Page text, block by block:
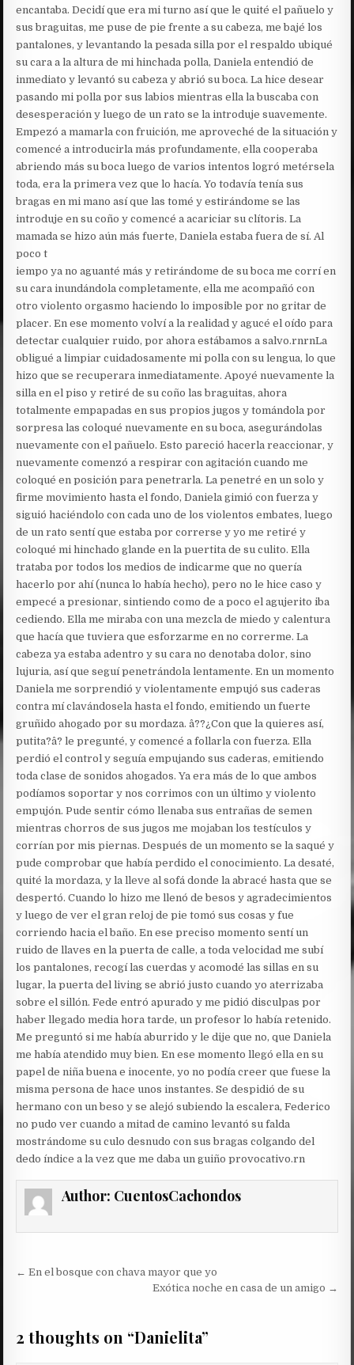
encantaba. Decidí que era mi turno así que le quité el pañuelo y
sus braguitas, me puse de pie frente a su cabeza, me bajé los
pantalones, y levantando la pesada silla por el respaldo ubiqué
su cara a la altura de mi hinchada polla, Daniela entendió de
inmediato y levantó su cabeza y abrió su boca. La hice desear
pasando mi polla por sus labios mientras ella la buscaba con
desesperación y luego de un rato se la introduje suavemente.
Empezó a mamarla con fruición, me aproveché de la situación y
comencé a introducirla más profundamente, ella cooperaba
abriendo más su boca luego de varios intentos logró metérsela
toda, era la primera vez que lo hacía. Yo todavía tenía sus
bragas en mi mano así que las tomé y estirándome se las
introduje en su coño y comencé a acariciar su clítoris. La
mamada se hizo aún más fuerte, Daniela estaba fuera de sí. Al
poco t
iempo ya no aguanté más y retirándome de su boca me corrí en
su cara inundándola completamente, ella me acompañó con
otro violento orgasmo haciendo lo imposible por no gritar de
placer. En ese momento volví a la realidad y agucé el oído para
detectar cualquier ruido, por ahora estábamos a salvo.rnrnLa
obligué a limpiar cuidadosamente mi polla con su lengua, lo que
hizo que se recuperara inmediatamente. Apoyé nuevamente la
silla en el piso y retiré de su coño las braguitas, ahora
totalmente empapadas en sus propios jugos y tomándola por
sorpresa las coloqué nuevamente en su boca, asegurándolas
nuevamente con el pañuelo. Esto pareció hacerla reaccionar, y
nuevamente comenzó a respirar con agitación cuando me
coloqué en posición para penetrarla. La penetré en un solo y
firme movimiento hasta el fondo, Daniela gimió con fuerza y
siguió haciéndolo con cada uno de los violentos embates, luego
de un rato sentí que estaba por correrse y yo me retiré y
coloqué mi hinchado glande en la puertita de su culito. Ella
trataba por todos los medios de indicarme que no quería
hacerlo por ahí (nunca lo había hecho), pero no le hice caso y
empecé a presionar, sintiendo como de a poco el agujerito iba
cediendo. Ella me miraba con una mezcla de miedo y calentura
que hacía que tuviera que esforzarme en no correrme. La
cabeza ya estaba adentro y su cara no denotaba dolor, sino
lujuria, así que seguí penetrándola lentamente. En un momento
Daniela me sorprendió y violentamente empujó sus caderas
contra mí clavándosela hasta el fondo, emitiendo un fuerte
gruñido ahogado por su mordaza. â??¿Con que la quieres así,
putita?â? le pregunté, y comencé a follarla con fuerza. Ella
perdió el control y seguía empujando sus caderas, emitiendo
toda clase de sonidos ahogados. Ya era más de lo que ambos
podíamos soportar y nos corrimos con un último y violento
empujón. Pude sentir cómo llenaba sus entrañas de semen
mientras chorros de sus jugos me mojaban los testículos y
corrían por mis piernas. Después de un momento se la saqué y
pude comprobar que había perdido el conocimiento. La desaté,
quité la mordaza, y la lleve al sofá donde la abracé hasta que se
despertó. Cuando lo hizo me llenó de besos y agradecimientos
y luego de ver el gran reloj de pie tomó sus cosas y fue
corriendo hacia el baño. En ese preciso momento sentí un
ruido de llaves en la puerta de calle, a toda velocidad me subí
los pantalones, recogí las cuerdas y acomodé las sillas en su
lugar, la puerta del living se abrió justo cuando yo aterrizaba
sobre el sillón. Fede entró apurado y me pidió disculpas por
haber llegado media hora tarde, un profesor lo había retenido.
Me preguntó si me había aburrido y le dije que no, que Daniela
me había atendido muy bien. En ese momento llegó ella en su
papel de niña buena e inocente, yo no podía creer que fuese la
misma persona de hace unos instantes. Se despidió de su
hermano con un beso y se alejó subiendo la escalera, Federico
no pudo ver cuando a mitad de camino levantó su falda
mostrándome su culo desnudo con sus bragas colgando del
dedo índice a la vez que me daba un guiño provocativo.rn
Author: CuentosCachondos
Post
← En el bosque con chava mayor que yo
Exótica noche en casa de un amigo →
2 thoughts on “Danielita”